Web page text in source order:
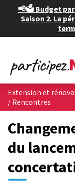
📢🗳️ Budget
Saison 2. La
/ Rencontres
du